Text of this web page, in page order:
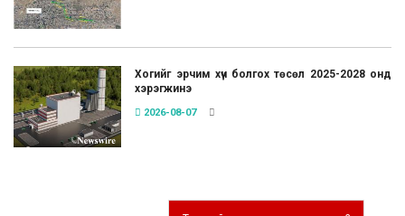
Хогийг эрчим хүч болгох төсөл 2025-2028 онд
хэрэгжинэ
2026-08-07